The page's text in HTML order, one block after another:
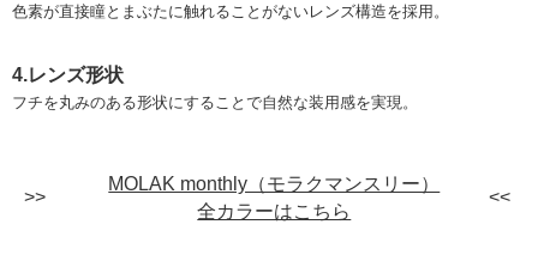
色素が直接瞳とまぶたに触れることがないレンズ構造を採用。
4.レンズ形状
フチを丸みのある形状にすることで自然な装用感を実現。
MOLAK monthly（モラクマンスリー）
全カラーはこちら